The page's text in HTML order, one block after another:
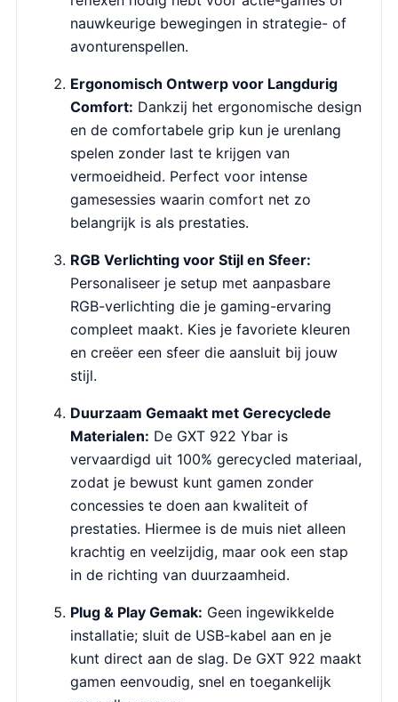
nauwkeurige bewegingen in strategie- of
avonturenspellen.
Ergonomisch Ontwerp voor Langdurig
Comfort: Dankzij het ergonomische design
en de comfortabele grip kun je urenlang
spelen zonder last te krijgen van
vermoeidheid. Perfect voor intense
gamesessies waarin comfort net zo
belangrijk is als prestaties.
RGB Verlichting voor Stijl en Sfeer:
Personaliseer je setup met aanpasbare
RGB-verlichting die je gaming-ervaring
compleet maakt. Kies je favoriete kleuren
en creëer een sfeer die aansluit bij jouw
stijl.
Duurzaam Gemaakt met Gerecyclede
Materialen: De GXT 922 Ybar is
vervaardigd uit 100% gerecycled materiaal,
zodat je bewust kunt gamen zonder
concessies te doen aan kwaliteit of
prestaties. Hiermee is de muis niet alleen
krachtig en veelzijdig, maar ook een stap
in de richting van duurzaamheid.
Plug & Play Gemak: Geen ingewikkelde
installatie; sluit de USB-kabel aan en je
kunt direct aan de slag. De GXT 922 maakt
gamen eenvoudig, snel en toegankelijk